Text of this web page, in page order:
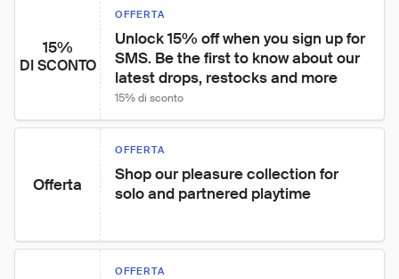
15%
DI SCONTO
OFFERTA
Unlock 15% off when you sign up for
SMS. Be the first to know about our
latest drops, restocks and more
15% di sconto
Offerta
OFFERTA
Shop our pleasure collection for
solo and partnered playtime
OFFERTA